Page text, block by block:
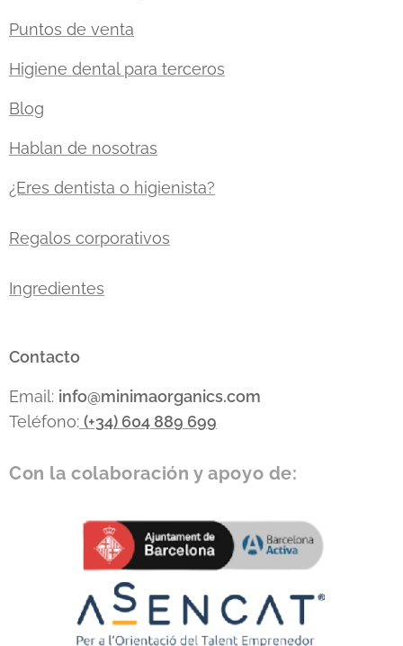
Puntos de venta
Higiene dental para terceros
Blog
Hablan de nosotras
¿Eres dentista o higienista?
Regalos corporativos
Ingredientes
Contacto
Email: info@minimaorganics.com
Teléfono: (+34) 604 889 699
Con la colaboración y apoyo de: